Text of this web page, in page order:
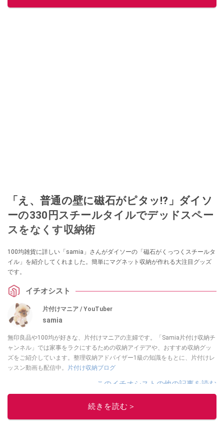
「え、普通の壁に磁石がピタッ!?」ダイソ
ーの330円スチールタイルでデッドスペー
スをなくす収納術
100均雑貨に詳しい「samia」さんがダイソーの「磁石がくっつくスチールタ
イル」を紹介してくれました。簡単にマグネット収納が作れる大注目グッズ
です。
イチオシスト
片付けマニア / YouTuber
samia
無印良品や100均が好きな、片付けマニアの主婦です。「Samia片付け収納チ
ャンネル」では家事をラクにするための収納アイデアや、おすすめ収納グッ
ズをご紹介しています。整理収納アドバイザー1級の知識をもとに、片付けレ
ッスン動画も配信中。
片付け収納ブログ
このイチオシストの他の記事を読む
続きを読む＞